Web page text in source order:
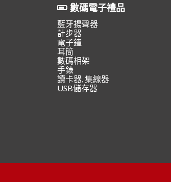
數碼電子禮品
藍牙揚聲器
計步器
電子鐘
耳筒
數碼相架
手錶
讀卡器, 集線器
USB儲存器